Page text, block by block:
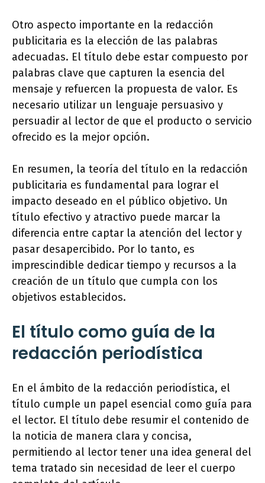
Otro aspecto importante en la redacción
publicitaria es la elección de las palabras
adecuadas. El título debe estar compuesto por
palabras clave que capturen la esencia del
mensaje y refuercen la propuesta de valor. Es
necesario utilizar un lenguaje persuasivo y
persuadir al lector de que el producto o servicio
ofrecido es la mejor opción.
En resumen, la teoría del título en la redacción
publicitaria es fundamental para lograr el
impacto deseado en el público objetivo. Un
título efectivo y atractivo puede marcar la
diferencia entre captar la atención del lector y
pasar desapercibido. Por lo tanto, es
imprescindible dedicar tiempo y recursos a la
creación de un título que cumpla con los
objetivos establecidos.
El título como guía de la
redacción periodística
En el ámbito de la redacción periodística, el
título cumple un papel esencial como guía para
el lector. El título debe resumir el contenido de
la noticia de manera clara y concisa,
permitiendo al lector tener una idea general del
tema tratado sin necesidad de leer el cuerpo